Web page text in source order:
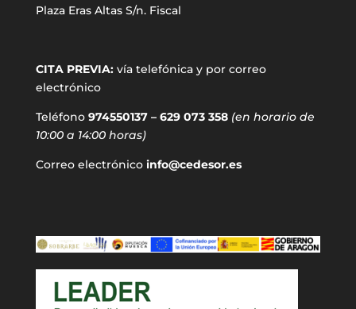
Plaza Eras Altas S/n. Fiscal
CITA PREVIA:vía telefónica y por correo
electrónico
Teléfono 974550137 – 629 073 358 (en horario de
10:00 a 14:00 horas)
Correo electrónico info@cedesor.es